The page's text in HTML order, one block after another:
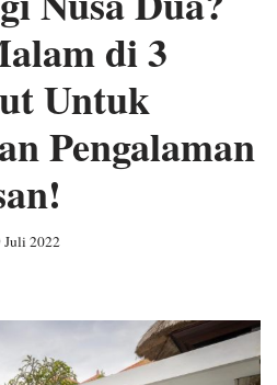
di 3
Untuk
Pengalaman
Juli 2022